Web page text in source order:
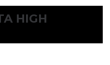
HIGH